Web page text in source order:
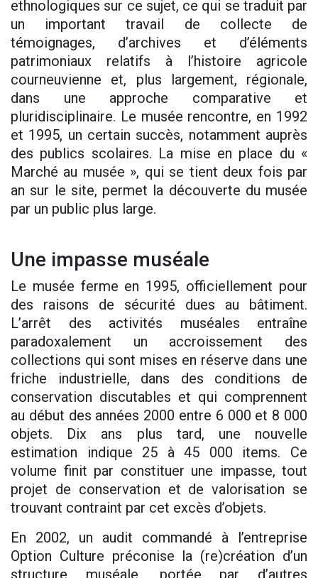
ethnologiques sur ce sujet, ce qui se traduit par
un important travail de collecte de
témoignages, d’archives et d’éléments
patrimoniaux relatifs à l’histoire agricole
courneuvienne et, plus largement, régionale,
dans une approche comparative et
pluridisciplinaire. Le musée rencontre, en 1992
et 1995, un certain succès, notamment auprès
des publics scolaires. La mise en place du «
Marché au musée », qui se tient deux fois par
an sur le site, permet la découverte du musée
par un public plus large.
Une impasse muséale
Le musée ferme en 1995, officiellement pour
des raisons de sécurité dues au bâtiment.
L’arrêt des activités muséales entraîne
paradoxalement un accroissement des
collections qui sont mises en réserve dans une
friche industrielle, dans des conditions de
conservation discutables et qui comprennent
au début des années 2000 entre 6 000 et 8 000
objets. Dix ans plus tard, une nouvelle
estimation indique 25 à 45 000 items. Ce
volume finit par constituer une impasse, tout
projet de conservation et de valorisation se
trouvant contraint par cet excès d’objets.
En 2002, un audit commandé à l’entreprise
Option Culture préconise la (re)création d’un